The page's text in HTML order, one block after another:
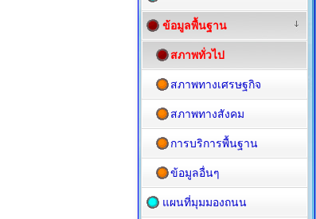
ข้อมูลพื้นฐาน
สภาพทั่วไป
สภาพทางเศรษฐกิจ
สภาพทางสังคม
การบริการพื้นฐาน
ข้อมูลอื่นๆ
แผนที่มุมมองถนน